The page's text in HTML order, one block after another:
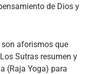
de Dios y
aforismos que
Sutras resumen y
(Raja Yoga) para